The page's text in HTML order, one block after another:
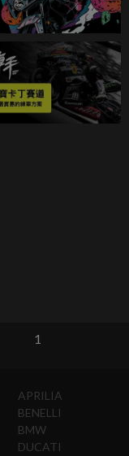
1
APRILIA
BENELLI
BMW
DUCATI